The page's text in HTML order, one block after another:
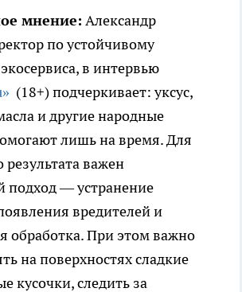
мнение: Александр
по устойчивому
в интервью
(18+) подчеркивает: уксус,
и другие народные
лишь на время. Для
результата важен
подход — устранение
вредителей и
обработка. При этом важно
на поверхностях сладкие
кусочки, следить за